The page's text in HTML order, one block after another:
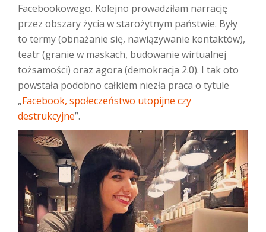
Facebookowego. Kolejno prowadziłam narrację
przez obszary życia w starożytnym państwie. Były
to termy (obnażanie się, nawiązywanie kontaktów),
teatr (granie w maskach, budowanie wirtualnej
tożsamości) oraz agora (demokracja 2.0). I tak oto
powstała podobno całkiem niezła praca o tytule
„Facebook, społeczeństwo utopijne czy
destrukcyjne”.